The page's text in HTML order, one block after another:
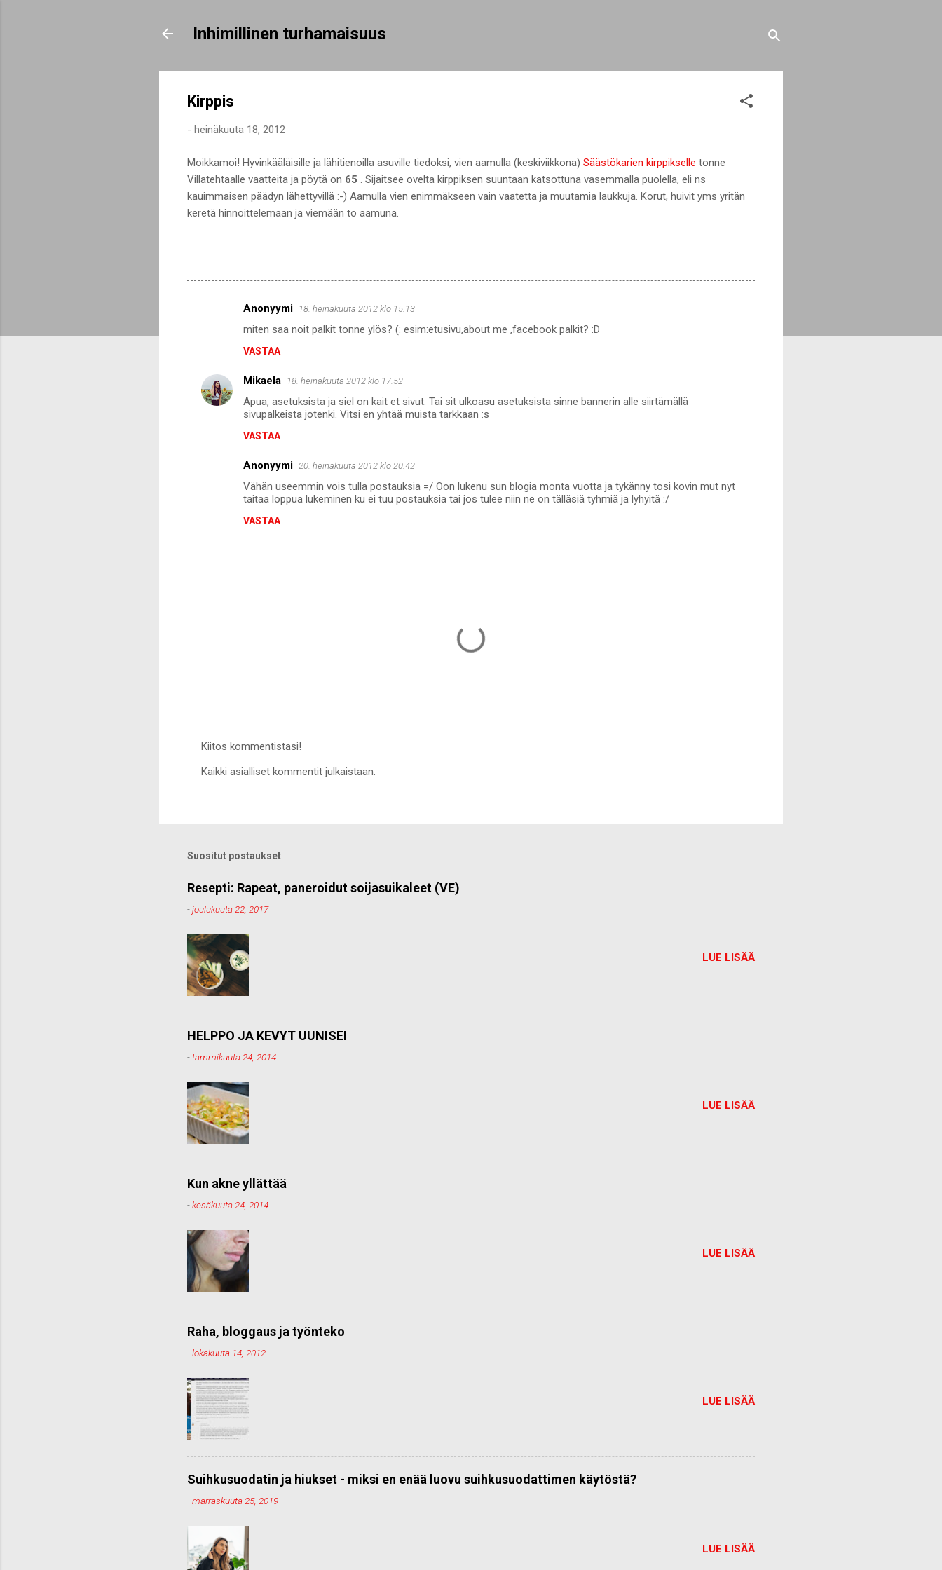
Inhimillinen turhamaisuus
Kirppis
- heinäkuuta 18, 2012
Moikkamoi! Hyvinkääläisille ja lähitienoilla asuville tiedoksi, vien aamulla (keskiviikkona) Säästökarien kirppikselle tonne
Villatehtaalle vaatteita ja pöytä on 65 . Sijaitsee ovelta kirppiksen suuntaan katsottuna vasemmalla puolella, eli ns
kauimmaisen päädyn lähettyvillä :-) Aamulla vien enimmäkseen vain vaatetta ja muutamia laukkuja. Korut, huivit yms yritän
keretä hinnoittelemaan ja viemään to aamuna.
m
e
Anonyymi 18. heinäkuuta 2012 klo 15.13
miten saa noit palkit tonne ylös? (: esim:etusivu,about me ,facebook palkit? :D
VASTAA
Mikaela 18. heinäkuuta 2012 klo 17.52
Apua, asetuksista ja siel on kait et sivut. Tai sit ulkoasu asetuksista sinne bannerin alle siirtämällä
sivupalkeista jotenki. Vitsi en yhtää muista tarkkaan :s
VASTAA
Anonyymi 20. heinäkuuta 2012 klo 20.42
Vähän useemmin vois tulla postauksia =/ Oon lukenu sun blogia monta vuotta ja tykänny tosi kovin mut nyt
taitaa loppua lukeminen ku ei tuu postauksia tai jos tulee niin ne on tälläsiä tyhmiä ja lyhyitä :/
VASTAA
ä
m
e
t
i
Kiitos kommentistasi!
Kaikki asialliset kommentit julkaistaan.
Suositut postaukset
Resepti: Rapeat, paneroidut soijasuikaleet (VE)
-joulukuuta 22, 2017
LUE LISÄÄ
HELPPO JA KEVYT UUNISEI
-tammikuuta 24, 2014
LUE LISÄÄ
Kun akne yllättää
-kesäkuuta 24, 2014
LUE LISÄÄ
Raha, bloggaus ja työnteko
-lokakuuta 14, 2012
LUE LISÄÄ
Suihkusuodatin ja hiukset - miksi en enää luovu suihkusuodattimen käytöstä?
-marraskuuta 25, 2019
LUE LISÄÄ